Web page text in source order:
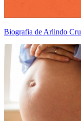
Biografia de Arlindo